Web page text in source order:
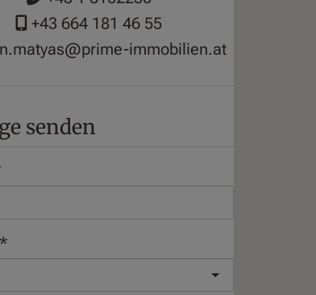
+43 664 181 46 55
immobilien.at
senden